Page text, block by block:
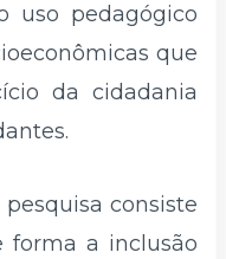
uso pedagógico
que
da cidadania
consiste
forma a inclusão